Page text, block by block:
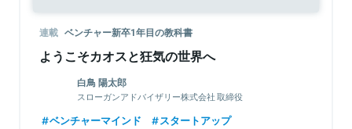
連載 ベンチャー新卒1年目の教科書
ようこそカオスと狂気の世界へ
白鳥 陽太郎
スローガンアドバイザリー株式会社 取締役
ベンチャーマインド
スタートアップ